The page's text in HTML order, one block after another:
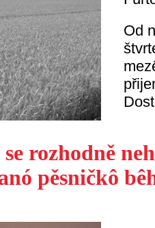
Od
rozhodně
pěsničkô